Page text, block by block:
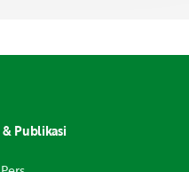
Publikasi